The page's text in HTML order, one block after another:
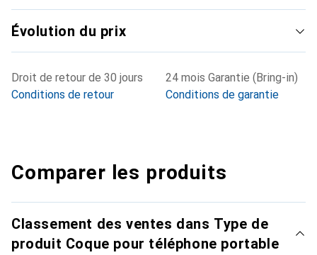
Évolution du prix
Droit de retour de 30 jours
Conditions de retour
24 mois Garantie (Bring-in)
Conditions de garantie
Comparer les produits
Classement des ventes dans Type de
produit Coque pour téléphone portable